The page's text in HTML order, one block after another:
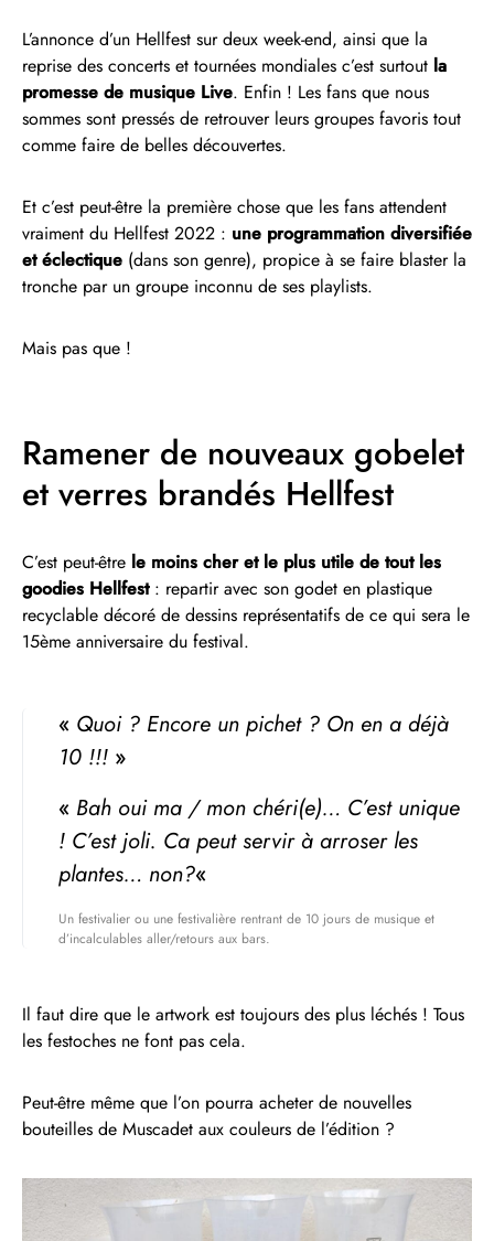
L’annonce d’un Hellfest sur deux week-end, ainsi que la
reprise des concerts et tournées mondiales c’est surtout la
promesse de musique Live. Enfin ! Les fans que nous
sommes sont pressés de retrouver leurs groupes favoris tout
comme faire de belles découvertes.
Et c’est peut-être la première chose que les fans attendent
vraiment du Hellfest 2022 : une programmation diversifiée
et éclectique (dans son genre), propice à se faire blaster la
tronche par un groupe inconnu de ses playlists.
Mais pas que !
Ramener de nouveaux gobelet
et verres brandés Hellfest
C’est peut-être le moins cher et le plus utile de tout les
goodies Hellfest: repartir avec son godet en plastique
recyclable décoré de dessins représentatifs de ce qui sera le
15ème anniversaire du festival.
« Quoi ? Encore un pichet ? On en a déjà
10 !!! »
« Bah oui ma / mon chéri(e)… C’est unique
! C’est joli. Ca peut servir à arroser les
plantes… non?«
Un festivalier ou une festivalière rentrant de 10 jours de musique et
d’incalculables aller/retours aux bars.
Il faut dire que le artwork est toujours des plus léchés ! Tous
les festoches ne font pas cela.
Peut-être même que l’on pourra acheter de nouvelles
bouteilles de Muscadet aux couleurs de l’édition ?